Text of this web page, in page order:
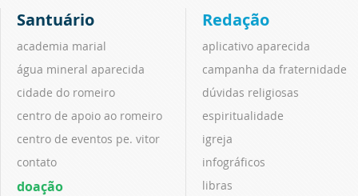
Santuário
academia marial
água mineral aparecida
cidade do romeiro
centro de apoio ao romeiro
centro de eventos pe. vitor
contato
doação
Redação
aplicativo aparecida
campanha da fraternidade
dúvidas religiosas
espiritualidade
igreja
infográficos
libras